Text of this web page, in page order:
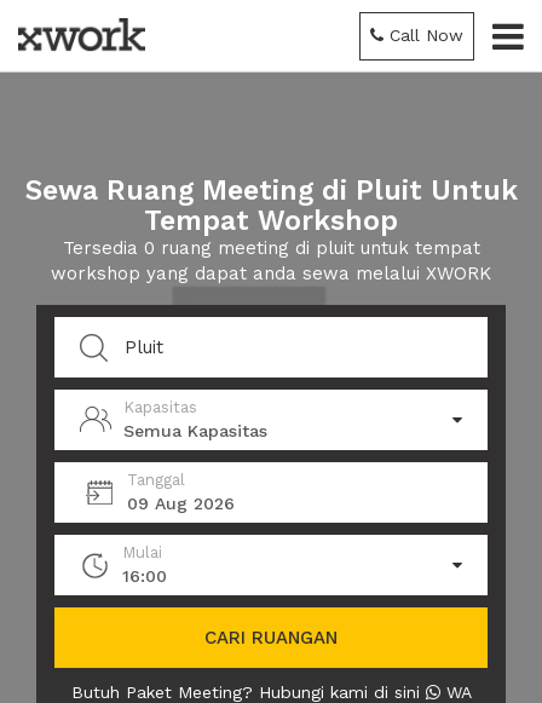
Call Now
Sewa Ruang Meeting di Pluit Untuk
Tempat Workshop
Tersedia 0 ruang meeting di pluit untuk tempat
workshop yang dapat anda sewa melalui XWORK
Kapasitas
Semua Kapasitas
Tanggal
09 Aug 2026
Mulai
16:00
CARI RUANGAN
Butuh Paket Meeting? Hubungi kami di sini
WA